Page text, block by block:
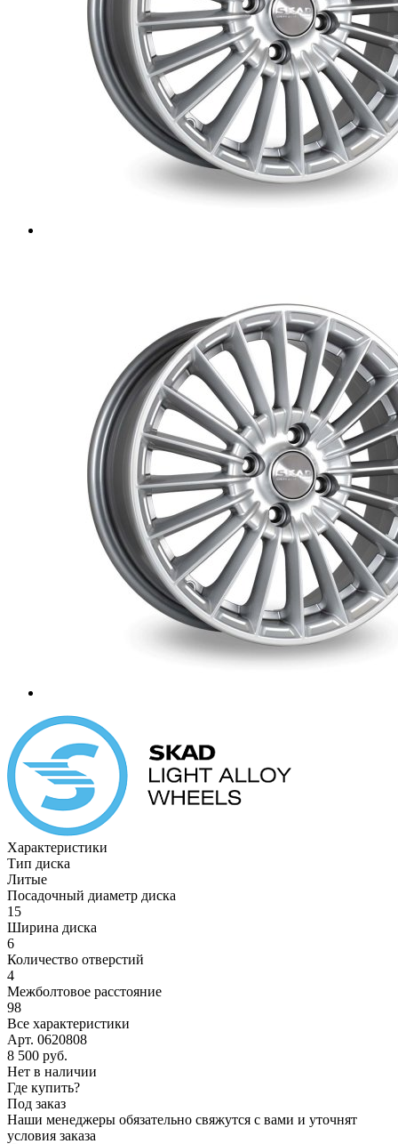
Характеристики
Тип диска
Литые
Посадочный диаметр диска
15
Ширина диска
6
Количество отверстий
4
Межболтовое расстояние
98
Все характеристики
Арт. 0620808
8 500 руб.
Нет в наличии
Где купить?
Под заказ
Наши менеджеры обязательно свяжутся с вами и уточнят
условия заказа